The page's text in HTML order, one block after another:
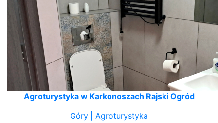
Agroturystyka w Karkonoszach Rajski Ogród
Góry | Agroturystyka